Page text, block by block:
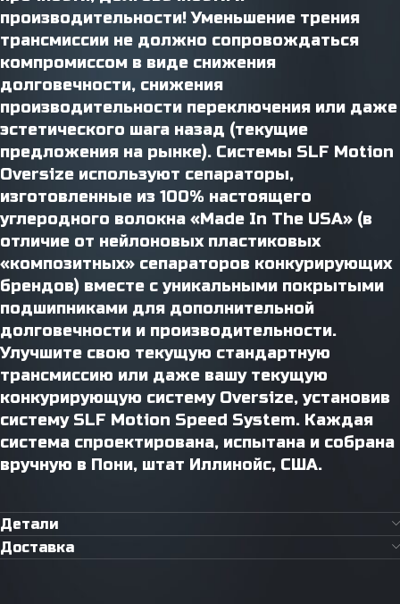
производительности! Уменьшение трения
трансмиссии не должно сопровождаться
компромиссом в виде снижения
долговечности, снижения
производительности переключения или даже
эстетического шага назад (текущие
предложения на рынке). Системы SLF Motion
Oversize используют сепараторы,
изготовленные из 100% настоящего
углеродного волокна «Made In The USA» (в
отличие от нейлоновых пластиковых
«композитных» сепараторов конкурирующих
брендов) вместе с уникальными покрытыми
подшипниками для дополнительной
долговечности и производительности.
Улучшите свою текущую стандартную
трансмиссию или даже вашу текущую
конкурирующую систему Oversize, установив
систему SLF Motion Speed ​​System. Каждая
система спроектирована, испытана и собрана
вручную в Пони, штат Иллинойс, США.
Детали
Доставка